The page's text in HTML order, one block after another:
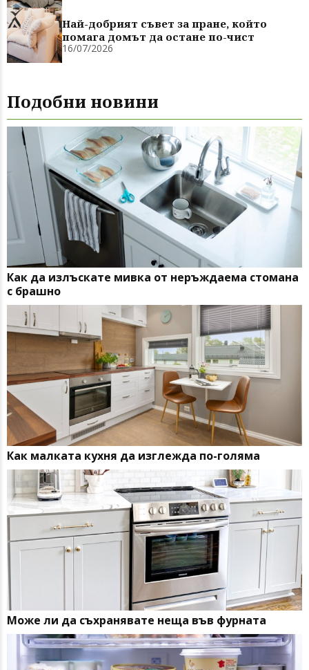
Най-добрият съвет за пране, който
помага домът да остане по-чист
16/07/2026
Подобни новини
Как да излъскате мивка от неръждаема стомана
с брашно
Как малката кухня да изглежда по-голяма
Може ли да съхранявате неща във фурната